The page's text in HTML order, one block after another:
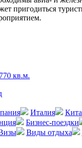
пригодиться
кв.м.
Италия
Бизнес-поездки
Виды отдыха